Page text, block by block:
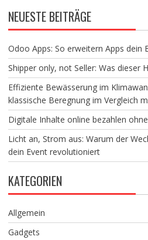
NEUESTE BEITRÄGE
Odoo Apps: So erweitern Apps dein
Shipper only, not Seller: Was dieser
Effiziente Bewässerung im
klassische Beregnung im Vergleich
Digitale Inhalte online bezahlen
Licht an, Strom aus: Warum der
dein Event revolutioniert
KATEGORIEN
Allgemein
Gadgets